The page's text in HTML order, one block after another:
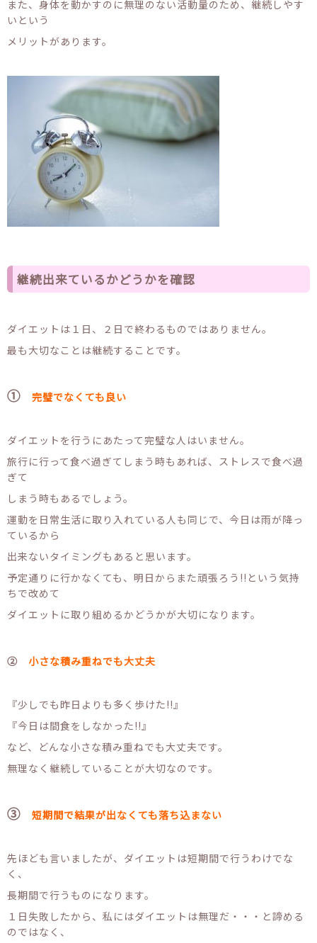
また、身体を動かすのに無理のない活動量のため、継続しやす
いという
メリットがあります。
継続出来ているかどうかを確認
ダイエットは１日、２日で終わるものではありません。
最も大切なことは継続することです。
① 完璧でなくても良い
ダイエットを行うにあたって完璧な人はいません。
旅行に行って食べ過ぎてしまう時もあれば、ストレスで食べ過
ぎて
しまう時もあるでしょう。
運動を日常生活に取り入れている人も同じで、今日は雨が降っ
ているから
出来ないタイミングもあると思います。
予定通りに行かなくても、明日からまた頑張ろう!!という気持
ちで改めて
ダイエットに取り組めるかどうかが大切になります。
② 小さな積み重ねでも大丈夫
『少しでも昨日よりも多く歩けた!!』
『今日は間食をしなかった!!』
など、どんな小さな積み重ねでも大丈夫です。
無理なく継続していることが大切なのです。
③ 短期間で結果が出なくても落ち込まない
先ほども言いましたが、ダイエットは短期間で行うわけでな
く、
長期間で行うものになります。
１日失敗したから、私にはダイエットは無理だ・・・と諦める
のではなく、